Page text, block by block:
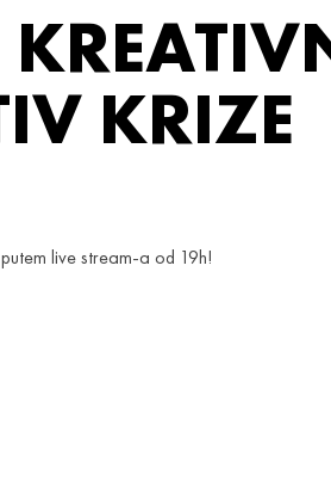
KRIZE
live stream-a od 19h!